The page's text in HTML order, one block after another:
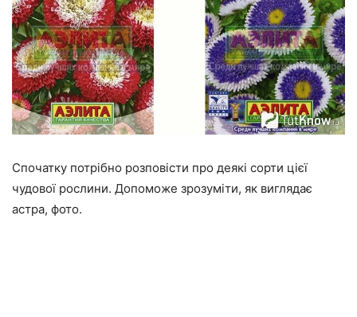
Спочатку потрібно розповісти про деякі сорти цієї
чудової рослини. Допоможе зрозуміти, як виглядає
астра, фото.